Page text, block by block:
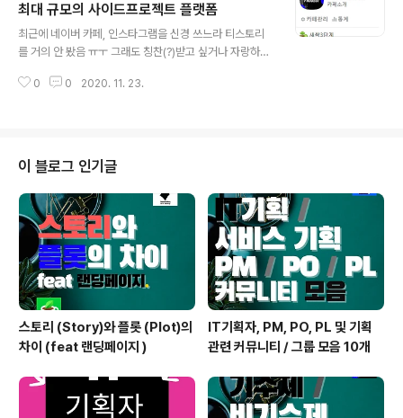
리) 5. 스타디(네이버 카페) 6. nomadproject(웹사이트)
7. 비긴메이트.. goodantak.tistory.com 생각보다 IT기
획자가 참여 할 수 있는 사이드프로젝트 운영 기관은 많지
않습니다ㅠㅜ 내년에는 저희와 파트너십을 맺고 있는 국내
최대규모의 IT커뮤니티인 아네모에서 사이드프로젝..
최대 규모의 사이드프로젝트 플랫폼
최근에 네이버 카페, 인스타그램을 신경 쓰느라 티스토리
를 거의 안 봤음 ㅠㅜ 그래도 칭찬(?)받고 싶거나 자랑하고
카페가 은근히 사람이 꾸준히 들어옴!!! 티스토리는 글을 계
프로젝트 플랫폼이라고 해도 괜찮을꺼 같음 다른 사이드프
로젝트 플랫폼 가봐야 프로젝트 10개 넘는 곳도 얼마 없다.
사람은 100명 조금 넘는 곳이 대부분임. 광고비 태워도 우
리 보다 적음. 우리는 광고비 안 쓰고 페북 공유만 하는데도
우리가 더 많음 단톡방 457명으로 그 이상 잘 안 올라오기
는 한데 네이..
0 0 2020. 11. 23.
이 블로그 인기글
스토리 (Story)와 플롯 (Plot)의
차이 (feat 랜딩페이지 )
IT기획자, PM, PO, PL 및 기획
관련 커뮤니티 / 그룹 모음 10개